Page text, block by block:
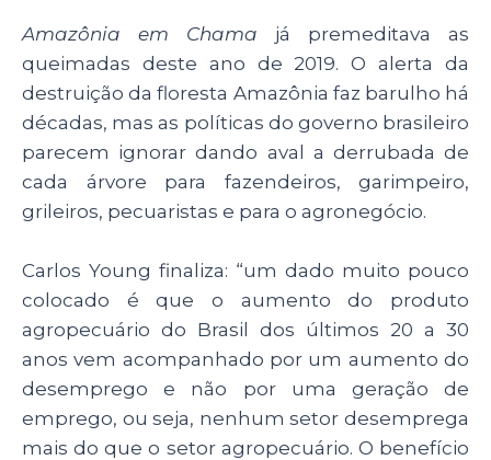
Amazônia em Chama já premeditava as
queimadas deste ano de 2019. O alerta da
destruição da floresta Amazônia faz barulho há
décadas, mas as políticas do governo brasileiro
parecem ignorar dando aval a derrubada de
cada árvore para fazendeiros, garimpeiro,
grileiros, pecuaristas e para o agronegócio.
Carlos Young finaliza: “um dado muito pouco
colocado é que o aumento do produto
agropecuário do Brasil dos últimos 20 a 30
anos vem acompanhado por um aumento do
desemprego e não por uma geração de
emprego, ou seja, nenhum setor desemprega
mais do que o setor agropecuário. O benefício